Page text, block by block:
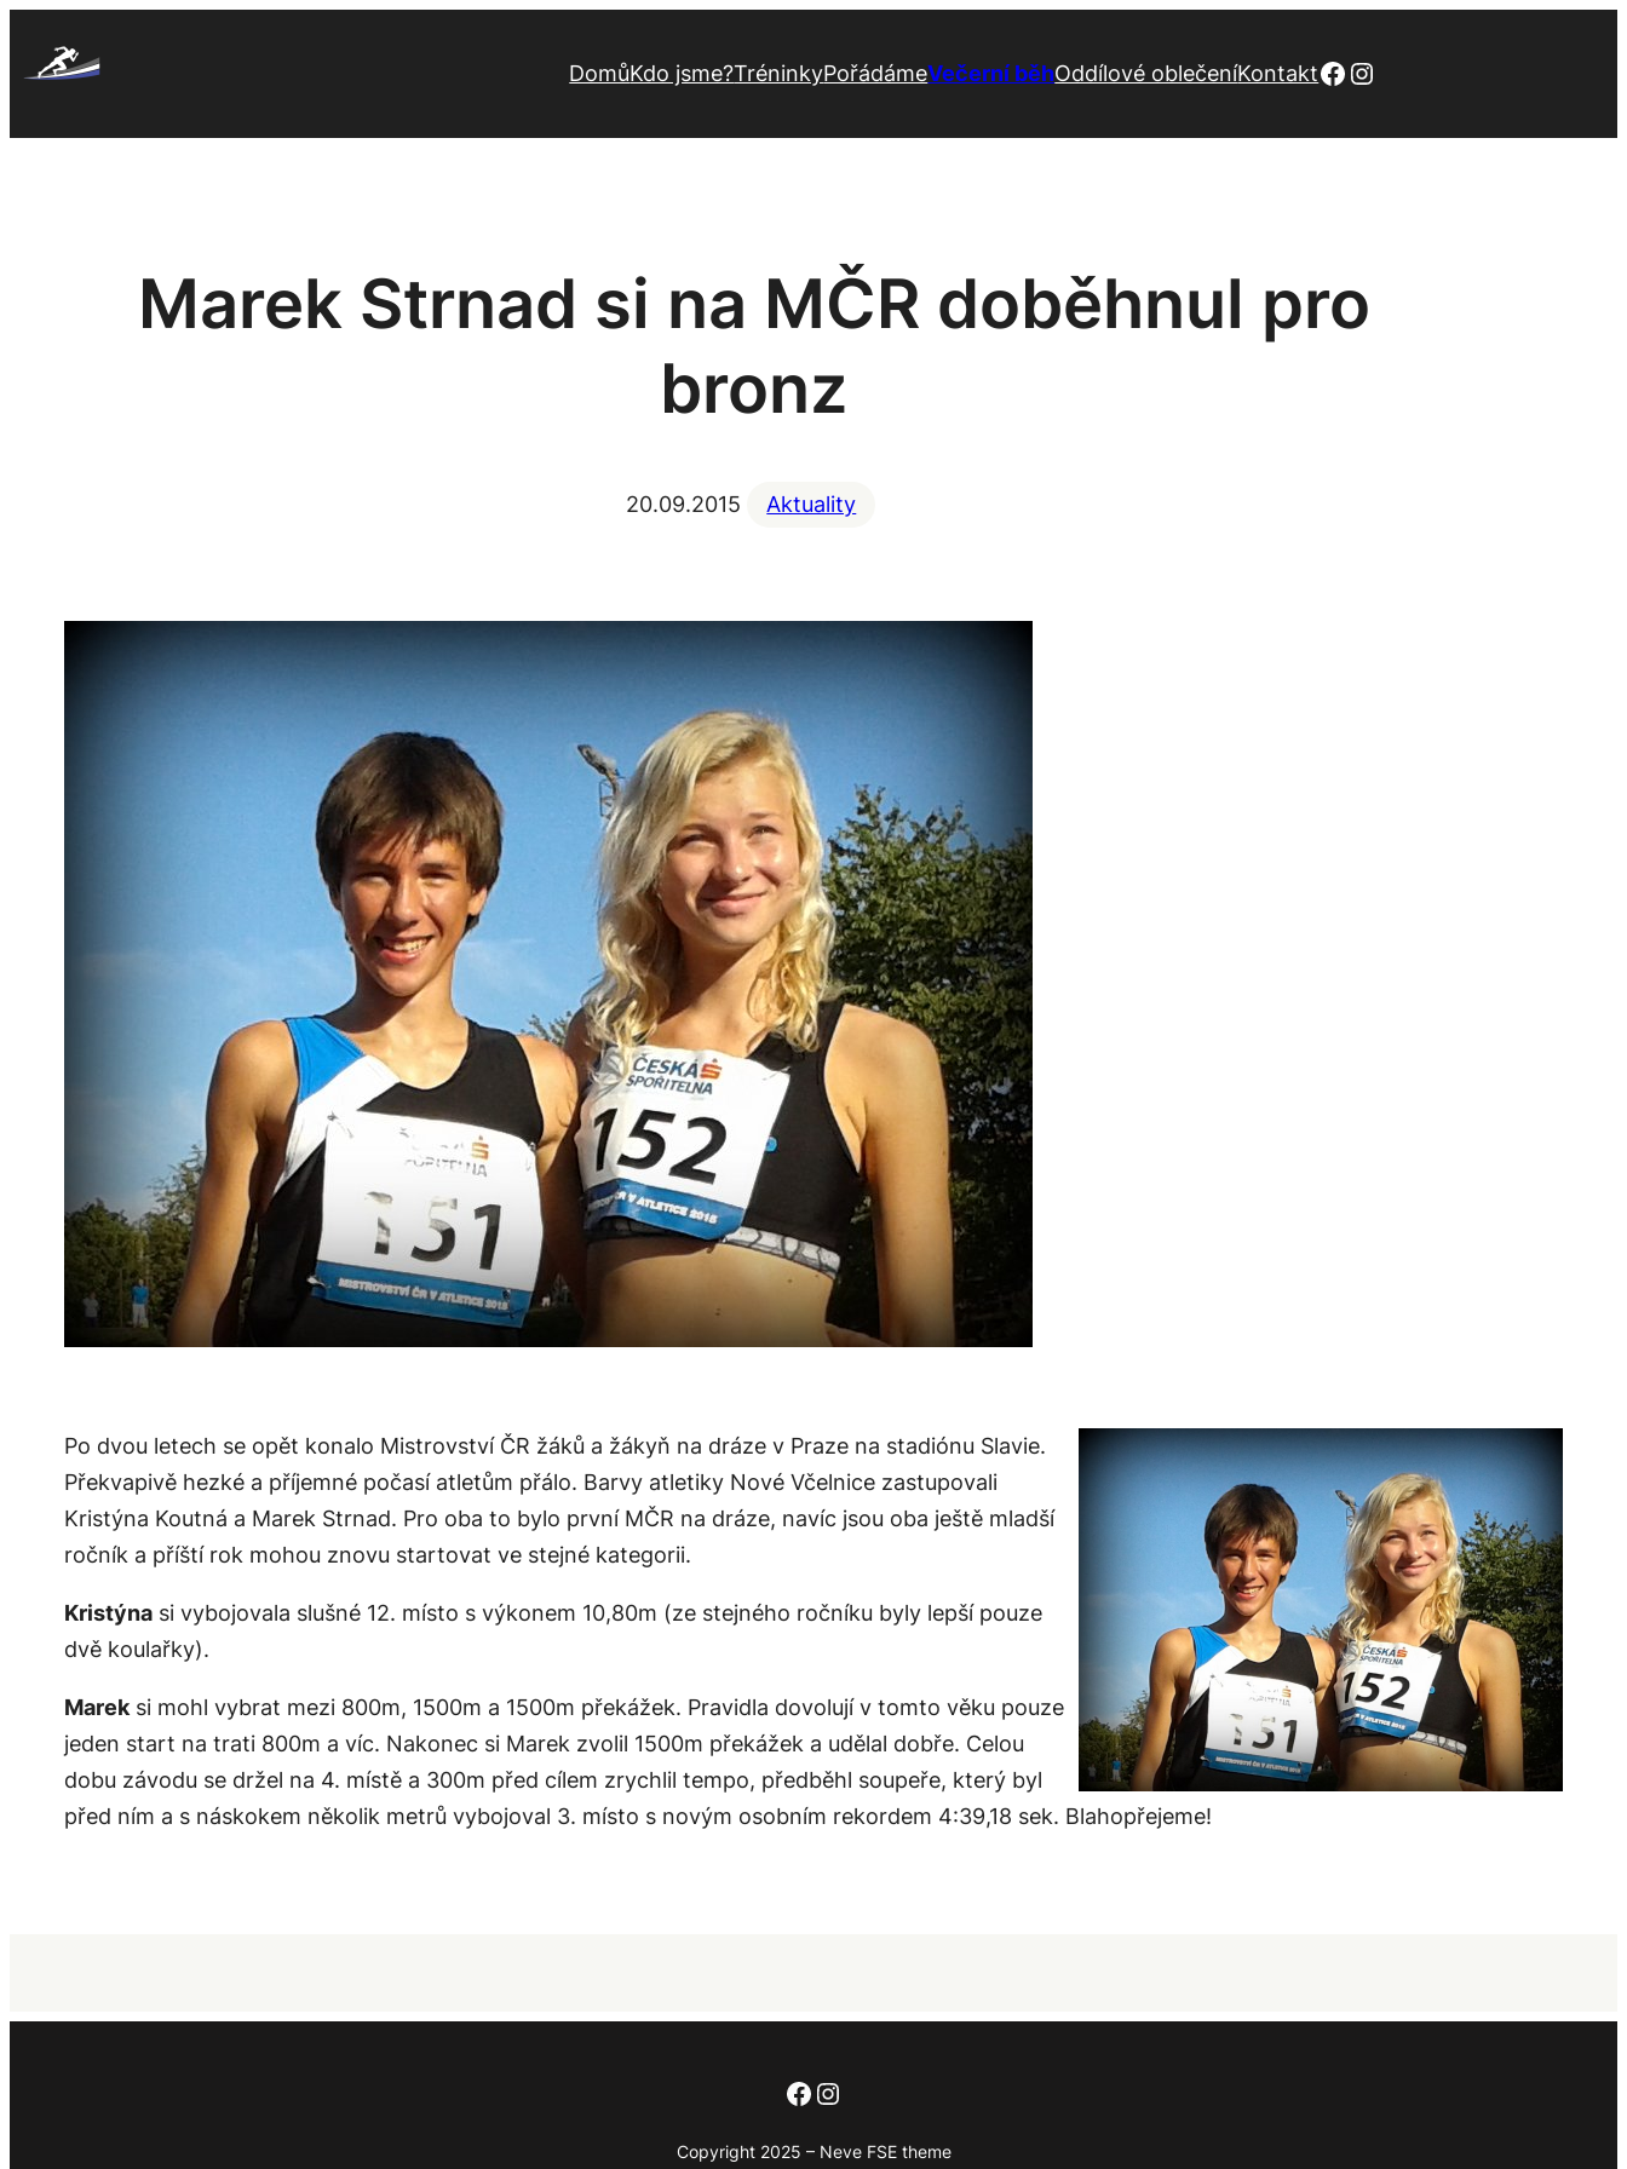
DomůKdo jsme?TréninkyPořádámeVečerní běhOddílové oblečeníKontaktFacebook
Instagram
Marek Strnad si na MČR doběhnul pro
bronz
20.09.2015 Aktuality
Po dvou letech se opět konalo Mistrovství ČR žáků a žákyň na dráze v Praze na stadiónu Slavie.
Překvapivě hezké a příjemné počasí atletům přálo. Barvy atletiky Nové Včelnice zastupovali
Kristýna Koutná a Marek Strnad. Pro oba to bylo první MČR na dráze, navíc jsou oba ještě mladší
ročník a příští rok mohou znovu startovat ve stejné kategorii.
Kristýnasi vybojovala slušné 12. místo s výkonem 10,80m (ze stejného ročníku byly lepší pouze
dvě koulařky).
Mareksi mohl vybrat mezi 800m, 1500m a 1500m překážek. Pravidla dovolují v tomto věku pouze
jeden start na trati 800m a víc. Nakonec si Marek zvolil 1500m překážek a udělal dobře. Celou
dobu závodu se držel na 4. místě a 300m před cílem zrychlil tempo, předběhl soupeře, který byl
před ním a s náskokem několik metrů vybojoval 3. místo s novým osobním rekordem 4:39,18 sek. Blahopřejeme!
Facebook
Instagram
Copyright 2025 – Neve FSE theme